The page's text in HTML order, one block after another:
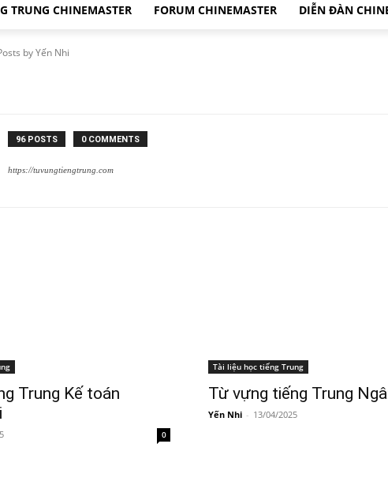
TRUNG CHINEMASTER FORUM CHINEMASTER DIỄN ĐÀN
by Yến Nhi
96 POSTS 0 COMMENTS
https://tuvungtiengtrung.com
Trung Kế toán
0
Tài liệu học tiếng Trung
Từ vựng tiếng Trung
Yến Nhi - 13/04/2025